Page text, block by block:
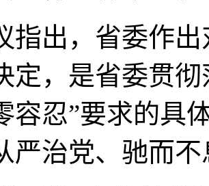
出，省委作出
定，是省委贯
容忍”要求的具
严治党、驰而